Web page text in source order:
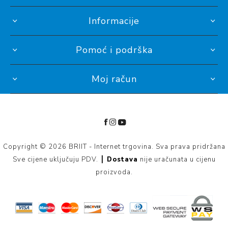
Informacije
Pomoć i podrška
Moj račun
Copyright © 2026 BRIIT - Internet trgovina. Sva prava pridržana
Sve cijene uključuju PDV. ┃ Dostava nije uračunata u cijenu
proizvoda.